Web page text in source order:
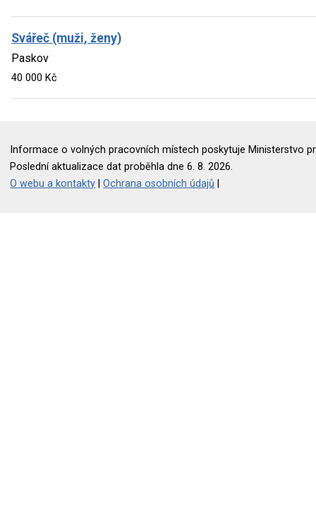
Svářeč (muži, ženy)
Paskov
40 000 Kč
Informace o volných pracovních místech poskytuje Ministerstvo
Poslední aktualizace dat proběhla dne 6. 8. 2026.
O webu a kontakty |Ochrana osobních údajů